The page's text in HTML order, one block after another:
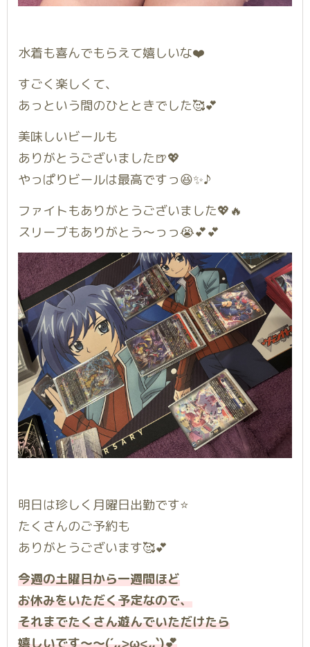
水着も喜んでもらえて嬉しいな❤️
すごく楽しくて、
あっという間のひとときでした🥰💕
美味しいビールも
ありがとうございました🍺💖
やっぱりビールは最高ですっ😆✨♪
ファイトもありがとうございました💖🔥
スリーブもありがとう〜っっ😭💕💕
明日は珍しく月曜日出勤です⭐️
たくさんのご予約も
ありがとうございます🥰💕
今週の土曜日から一週間ほど
お休みをいただく予定なので、
それまでたくさん遊んでいただけたら
嬉しいです〜〜(´,,>ω<,,`)💕